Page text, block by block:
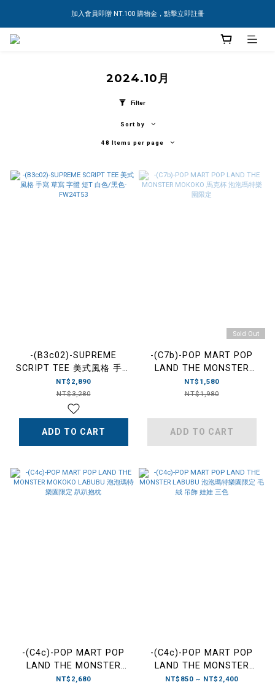
加入會員即贈 NT.100 購物金，點擊立即註冊
2024.10月
Filter
Sort by
48 Items per page
-(B3c02)-SUPREME
SCRIPT TEE 美式風格 手寫
草寫 字體 短T 白色/黑色-
FW24T53
NT$2,890
NT$3,280
ADD TO CART
Sold Out
-(C7b)-POP MART POP
LAND THE MONSTER
MOKOKO 馬克杯 泡泡瑪特
樂園限定
NT$1,580
NT$1,980
ADD TO CART
-(C4c)-POP MART POP
LAND THE MONSTER
MOKOKO LABUBU 泡泡瑪
NT$2,680
-(C4c)-POP MART POP
LAND THE MONSTER
LABUBU 泡泡瑪特樂園限定
NT$850 ~ NT$2,400